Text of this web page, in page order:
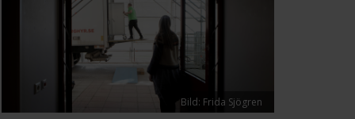
Bild: Frida Sjögren